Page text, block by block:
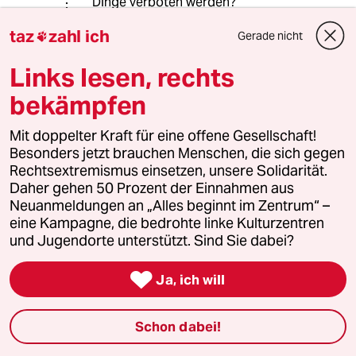
Burkaträgerinnen oder erzeugt es im
Ausschlusses und eine weitere
Radikalisierung?
Man kann nicht alles verbieten, was
schlecht ist. Wenn Sie sich zur Feier
des Tages besaufen wollen, können
Sie dies tun!
Die Burka ist bestimmt kein
"Ausdruck der Selbstbestimmung",
aber ein Burkaverbot ist das auch
nicht.
39756 (Profil gelöscht)
01.08.2017,21:53 Uhr
taz zahl ich Gerade nicht
Links lesen, rechts
bekämpfen
Mit doppelter Kraft für eine offene Gesellschaft!
Besonders jetzt brauchen Menschen, die sich gegen
Rechtsextremismus einsetzen, unsere Solidarität.
Daher gehen 50 Prozent der Einnahmen aus
Neuanmeldungen an „Alles beginnt im Zentrum“ –
eine Kampagne, die bedrohte linke Kulturzentren
und Jugendorte unterstützt. Sind Sie dabei?
 Ja, ich will
Schon dabei!